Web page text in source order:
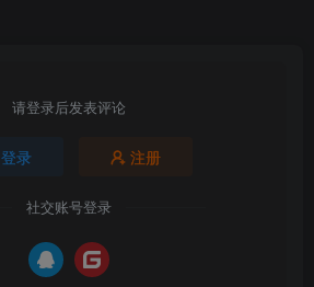
请登录后发表评论
登录 注册
社交账号登录